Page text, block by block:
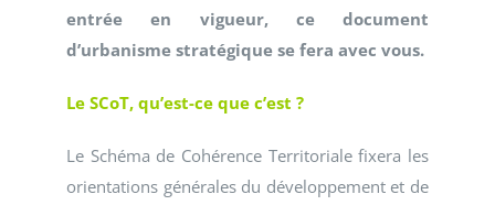
entrée en vigueur, ce document
d’urbanisme stratégique se fera avec vous.
Le SCoT, qu’est-ce que c’est ?
Le Schéma de Cohérence Territoriale fixera les
orientations générales du développement et de